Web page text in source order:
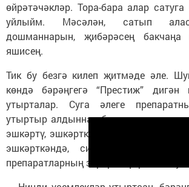
өйрәтәчәкләр. Тора-бара алар
уйлыйм. Мәсәлән, сатып
дошманнарын, җибәрәсең
яшисең.
Тик бу безгә килеп җитмәде әле.
көндә бәрәңгегә “Престиж” дигән
утырталар. Суга әлеге
утыртыр алдыннан бәрәңгене
эшкәртү, эшкәрткән кешегә зарарлы
эшкәрткәндә, сиптергечләр
препаратларның зарары күбрәк дип